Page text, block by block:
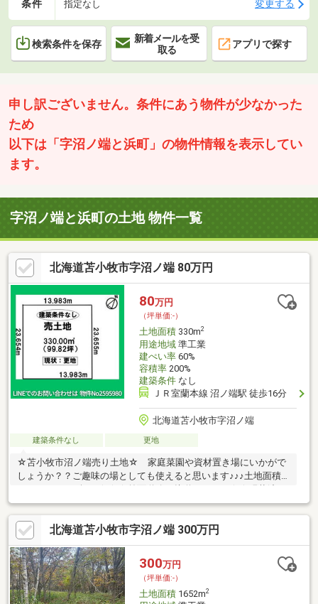
条件 指定なし 変更する
検索条件を保存
新着メールを受
取る
アプリで探す
申し訳ございません。条件にあう物件が少なかった
ため
以下は「字沼ノ端と浜町」の物件情報を表示してい
ます。
字沼ノ端と浜町の土地 物件一覧
北海道苫小牧市字沼ノ端 80万円
80万円
（坪単価:-）
土地面積330m2
用途地域準工業
建ぺい率60%
容積率200%
建築条件なし
ＪＲ室蘭本線 沼ノ端駅 徒歩16分
北海道苫小牧市字沼ノ端
建築条件なし 更地
☆苫小牧市沼ノ端売り土地☆ 家庭菜園や資材置き場にいかがで
しょうか？？ご趣味の場としても使えると思います♪♪♪土地面積
でのお引渡しとなります。気になる方はお気軽にハウスドゥ苫小
牧東店までお問合せ下さい♪♪♪※敷地境界について、既存のブロッ
ク塀や庭木等の越境がある場合はその越境を解消出来ない可能性
があり、その場合は現況でのお引渡しとなります。
北海道苫小牧市字沼ノ端 300万円
300万円
（坪単価:-）
土地面積1652m2